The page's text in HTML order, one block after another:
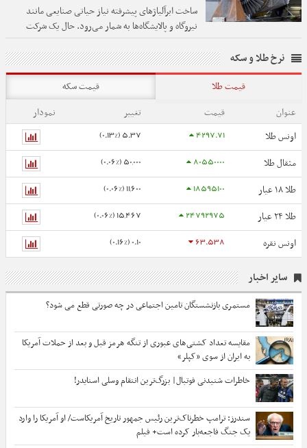
ساخت ابرآلیاژهای پیشرفته نیاز حیاتی صنایعی مانند
نیروگاه و پالایشگاه‌ها به شمار می‌رود. حال یک شرکت
داخلی به فناوری ساخت آنها دست یافته است.
نرخ طلا و سکه
قیمت طلا
قیمت سکه
عنوان
قیمت تغییر
نمودار
اونس طلا
4297.71
5.37 (0.13%)
مثقال طلا 80550000
50,000 (0.06%)
طلا ۱۸ عیار 18595100
11,600 (0.06%)
طلا ۲۴ عیار 24792975
15,467 (0.06%)
اونس نقره 63.538
0.10 (0.16%)
سایر اخبار
مستمری بازنشستگان تامین اجتماعی در چه صورتی قطع می شود؟
مقایسه تعداد کشتی‌های عبوری از تنگه هرمز قبل و بعد از حملات آمریکا
به ایران از سوی «کپلر»
خاطرات شنیدنی فوتبال| بزرگ‌ترین انتقام وسلی اسنایدر!
سندرز: ترامپ خطرناک‌ترین رئیس جمهور تاریخ آمریکاست/ او آمریکا را وارد
یک جنگ فاجعه‌بار کرده است+ فیلم